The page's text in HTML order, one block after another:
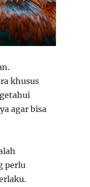
khusus
agar bisa
perlu